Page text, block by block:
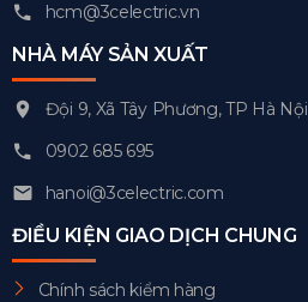
hcm@3celectric.vn
NHÀ MÁY SẢN XUẤT
Đội 9, Xã Tây Phương, TP Hà Nội
0902 685 695
hanoi@3celectric.com
ĐIỀU KIỆN GIAO DỊCH CHUNG
Chính sách kiểm hàng